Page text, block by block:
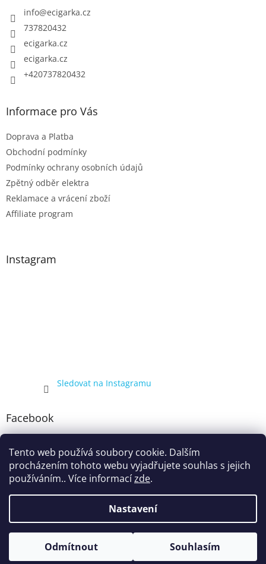
Tento web používá soubory cookie. Dalším
procházením tohoto webu vyjadřujete souhlas s jejich
používáním.. Více informacízde.
Nastavení
Odmítnout Souhlasím
Kompletní nabídka balíčků 4+1, zobrazená pouze registrovaným
info@ecigarka.cz
737820432
ecigarka.cz
ecigarka.cz
+420737820432
Informace pro Vás
Doprava a Platba
Obchodní podmínky
Podmínky ochrany osobních údajů
Zpětný odběr elektra
Reklamace a vrácení zboží
Affiliate program
Instagram
Sledovat na Instagramu
Facebook
Vytvořil Shoptet
Copyright 2026ecigarka.cz . Všechna práva vyhrazena.